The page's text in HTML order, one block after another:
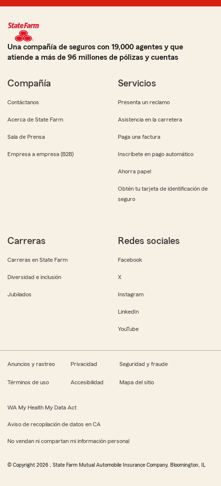
Una compañía de seguros con 19,000 agentes y que
atiende a más de 96 millones de pólizas y cuentas
Compañía
Contáctanos
Acerca de State Farm
Sala de Prensa
Empresa a empresa (B2B)
Servicios
Presenta un reclamo
Asistencia en la carretera
Paga una factura
Inscríbete en pago automático
Ahorra papel
Obtén tu tarjeta de identificación de
seguro
Carreras
Carreras en State Farm
Diversidad e inclusión
Jubilados
Redes sociales
Facebook
X
Instagram
LinkedIn
YouTube
Anuncios y rastreo Privacidad Seguridad y fraude
Términos de uso Accesibilidad Mapa del sitio
WA My Health My Data Act
Aviso de recopilación de datos en CA
No vendan ni compartan mi información personal
© Copyright 2026 , State Farm Mutual Automobile Insurance Company, Bloomington, IL